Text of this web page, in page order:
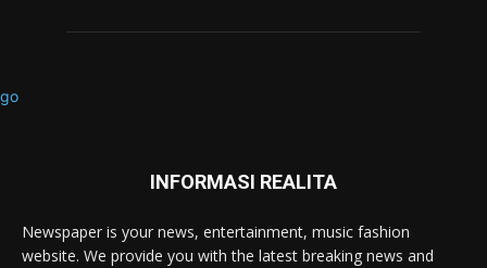
INFORMASI REALITA
Newspaper is your news, entertainment, music fashion
website. We provide you with the latest breaking news and